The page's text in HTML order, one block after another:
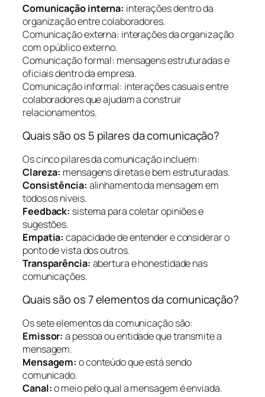
Comunicação interna: interações dentro da
organização entre colaboradores.
Comunicação externa: interações da organização
com o público externo.
Comunicação formal: mensagens estruturadas e
oficiais dentro da empresa.
Comunicação informal: interações casuais entre
colaboradores que ajudam a construir
relacionamentos.
Quais são os 5 pilares da comunicação?
Os cinco pilares da comunicação incluem:
Clareza: mensagens diretas e bem estruturadas.
Consistência: alinhamento da mensagem em
todos os níveis.
Feedback: sistema para coletar opiniões e
sugestões.
Empatia: capacidade de entender e considerar o
ponto de vista dos outros.
Transparência: abertura e honestidade nas
comunicações.
Quais são os 7 elementos da comunicação?
Os sete elementos da comunicação são:
Emissor: a pessoa ou entidade que transmite a
mensagem.
Mensagem: o conteúdo que está sendo
comunicado.
Canal:o meio pelo qual a mensagem é enviada.